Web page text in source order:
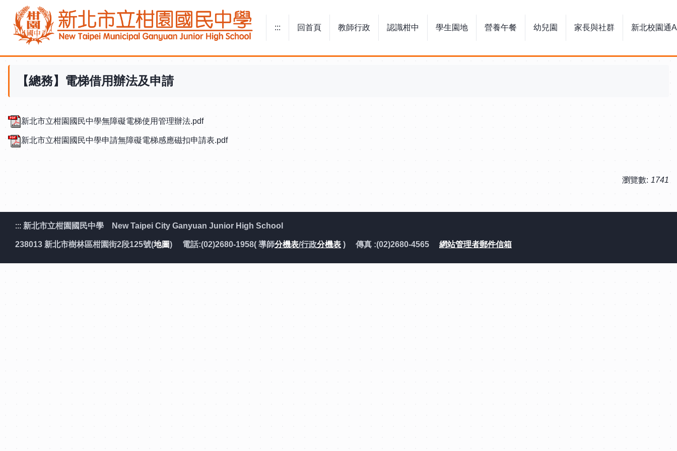
內
::: 回首頁 教師行政 認識柑中 學生園地 營養午餐 幼兒園 家長與社群 新北校園通
【總務】電梯借用辦法及申請
新北市立柑園國民中學無障礙電梯使用管理辦法.pdf
新北市立柑園國民中學申請無障礙電梯感應磁扣申請表.pdf
瀏覽數: 1741
::: 新北市立柑園國民中學 New Taipei City Ganyuan Junior High School
238013 新北市樹林區柑園街2段125號(地圖) 電話:(02)2680-1958( 導師分機表/行政分機表 ) 傳真 :(02)2680-4565 網站管理者郵件信箱